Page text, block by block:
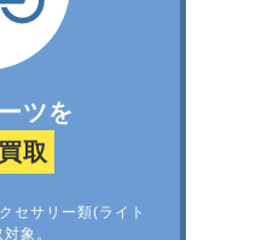
ツを
取
セサリー類(ライト
象。